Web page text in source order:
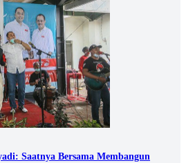
Saatnya Bersama Membangun